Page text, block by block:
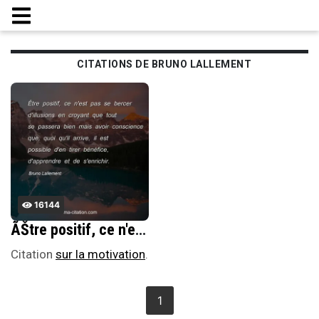
CITATIONS DE BRUNO LALLEMENT
16144
ÃŠtre positif, ce n'est pas se bercer d'illusions en croyant que tout se passera bien mais avoir conscience que, quoi qu'il arrive, il est possible d'en tirer bÃ©nÃ©fice, d'apprendre et de s'enrichir.
Citation sur la motivation.
1